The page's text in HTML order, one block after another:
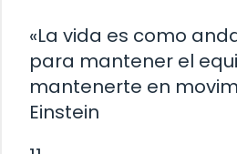
«La vida es como
para mantener el
mantenerte en
Einstein